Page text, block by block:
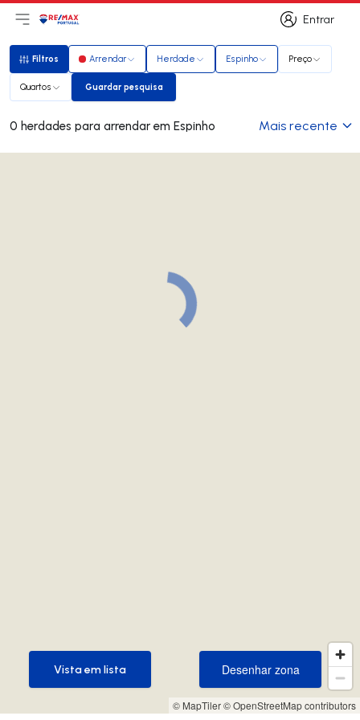
Entrar
Entrar
Abri menu principal
LogoIr para página inicial
Filtros
Filtros Arrendar Herdade Espinho Preço
Quartos Guardar pesquisa
Guardar pesquisa
0 herdades para arrendar em Espinho Mais recente
© MapTiler© OpenStreetMap contributors
Desenhar zona
Desenhar zona
Vista em lista
Vista em lista